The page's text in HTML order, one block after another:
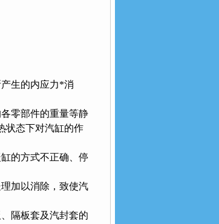
产生的内应力*消
各零部件的重量等静
热状态下对汽缸的作
的方式不正确、停
消除，致使汽
、隔板套及汽封套的